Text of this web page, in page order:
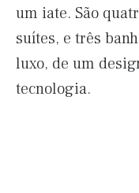
um iate. São
suítes, e três
luxo, de um
tecnologia.